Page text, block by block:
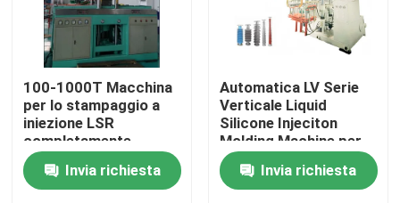
100-1000T Macchina
per lo stampaggio a
iniezione LSR
completamente
elettrica
Invia richiesta
Automatica LV Serie
Verticale Liquid
Silicone Injeciton
Molding Machine per
isolante di silicone
Invia richiesta